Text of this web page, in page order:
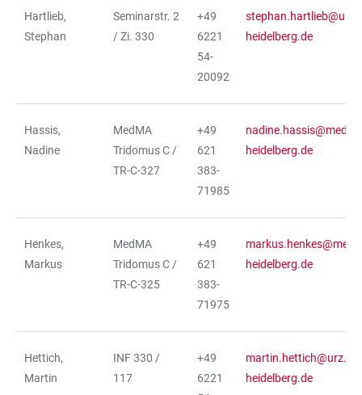
Hartlieb,
Stephan
Seminarstr. 2
/ Zi. 330
+49
6221
54-
20092
heidelberg.de
Hassis,
Nadine
MedMA
Tridomus C /
TR-C-327
+49
621
383-
71985
heidelberg.de
Henkes,
Markus
MedMA
Tridomus C /
TR-C-325
+49
621
383-
71975
heidelberg.de
Hettich,
Martin
INF 330 /
117
+49
6221
heidelberg.de